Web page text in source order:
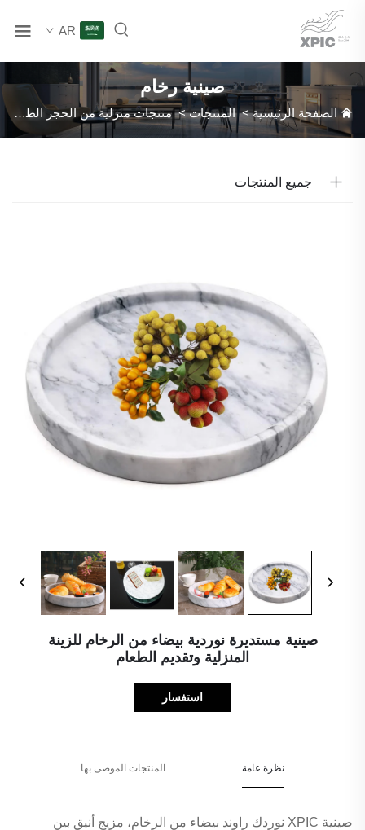
AR
صينية رخام
الصفحة الرئيسية>المنتجات>منتجات منزلية من الحجر الطبيعي
جميع المنتجات
صينية مستديرة نوردية بيضاء من الرخام للزينة
المنزلية وتقديم الطعام
استفسار
نظرة عامة المنتجات الموصى بها
صينية XPIC نوردك راوند بيضاء من الرخام، مزيج أنيق بين